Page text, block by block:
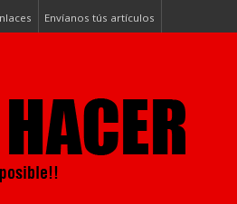
Envíanos tús artículos